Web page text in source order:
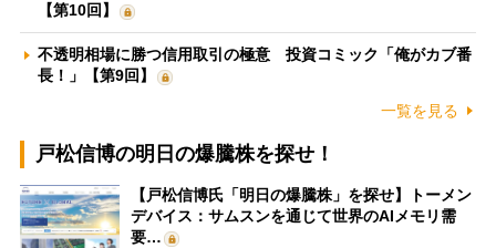
【第10回】
不透明相場に勝つ信用取引の極意 投資コミック「俺がカブ番
長！」【第9回】
一覧を見る
戸松信博の明日の爆騰株を探せ！
【戸松信博氏「明日の爆騰株」を探せ】トーメン
デバイス：サムスンを通じて世界のAIメモリ需
要…